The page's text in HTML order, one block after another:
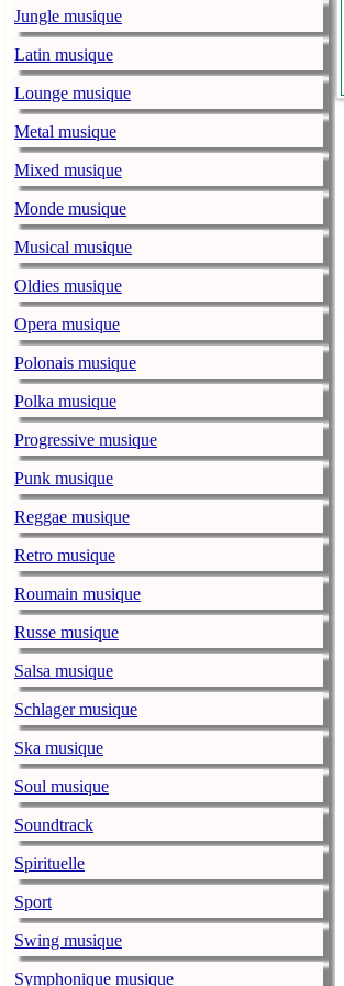
Jungle musique
Latin musique
Lounge musique
Metal musique
Mixed musique
Monde musique
Musical musique
Oldies musique
Opera musique
Polonais musique
Polka musique
Progressive musique
Punk musique
Reggae musique
Retro musique
Roumain musique
Russe musique
Salsa musique
Schlager musique
Ska musique
Soul musique
Soundtrack
Spirituelle
Sport
Swing musique
Symphonique musique